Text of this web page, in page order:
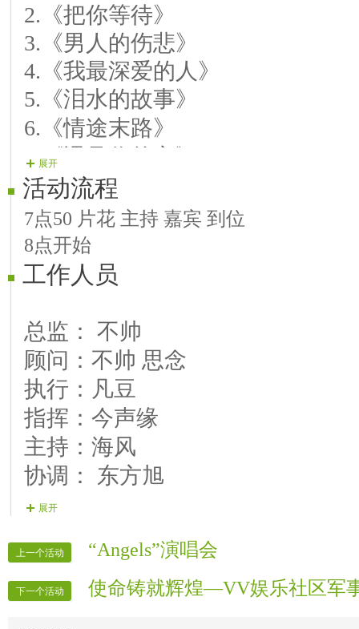
2. 《把你等待》
3. 《男人的伤悲》
4. 《我最深爱的人 》
5.《泪水的故事》
6.《情途末路》
7.《遇见你的心》
8.《忘记爱》
9.《一个人走》
10《温暖的怀抱》
展开
活动流程
7点50 片花 主持 嘉宾 到位
8点开始
工作人员
总监： 不帅
顾问：不帅 思念
执行：凡豆
指挥：今声缘
主持：海风
协调： 东方旭
广播： 天空 火狐狸
展开
上一个活动 “Angels”演唱会
下一个活动 使命铸就辉煌—VV娱乐社区军